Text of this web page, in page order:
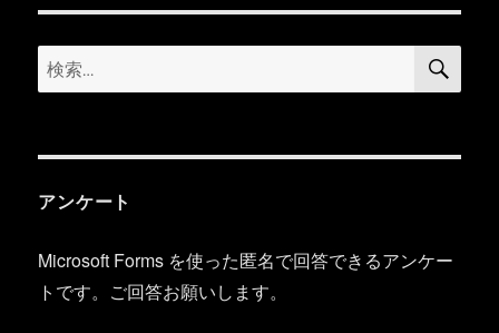
検
索:
検
アンケート
Microsoft Forms を使った匿名で回答できるアンケー
トです。ご回答お願いします。